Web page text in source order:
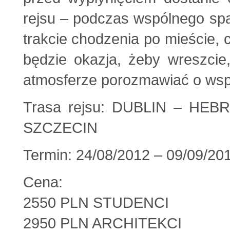
rejsu – podczas wspólnego
trakcie chodzenia po mieście,
będzie okazja, żeby
atmosferze porozmawiać o
Trasa rejsu: DUBLIN –
SZCZECIN
Termin: 24/08/2012 – 09/09/
Cena:
2550 PLN STUDENCI
2950 PLN ARCHITEKCI